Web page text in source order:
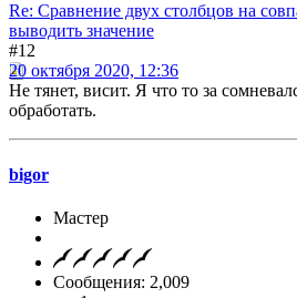
Re: Сравнение двух столбцов на
выводить значение
#12
20 октября 2020, 12:36
Не тянет, висит. Я что то за
обработать.
bigor
Мастер
Сообщения: 2,009